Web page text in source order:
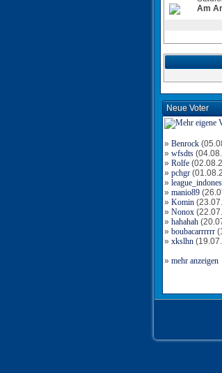
Am
Neue Voter
» Benrock
» wfsdts
» Rolfe
» pchgr
»
» manio89
» Komin
» Nonox
» hahahah
» boubacarrrrrr
» xkslhn
» mehr anzeigen